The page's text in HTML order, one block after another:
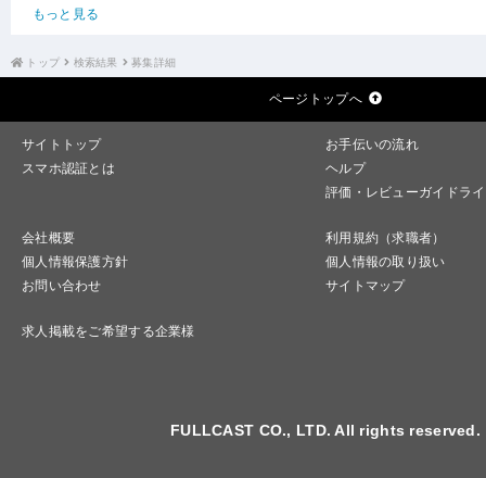
もっと見る
トップ 検索結果 募集詳細
ページトップへ
サイトトップ
お手伝いの流れ
スマホ認証とは
ヘルプ
評価・レビューガイドラ
会社概要
利用規約（求職者）
個人情報保護方針
個人情報の取り扱い
お問い合わせ
サイトマップ
求人掲載をご希望する企業様
FULLCAST CO., LTD. All rights reserved.